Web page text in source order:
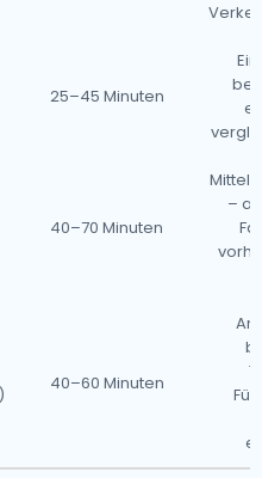
25–45 Minuten
40–70 Minuten
–
40–60 Minuten